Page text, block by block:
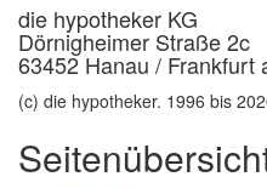
die hypotheker KG
Dörnigheimer Straße 2c
63452 Hanau / Frankfurt
(c) die hypotheker. 1996 bis